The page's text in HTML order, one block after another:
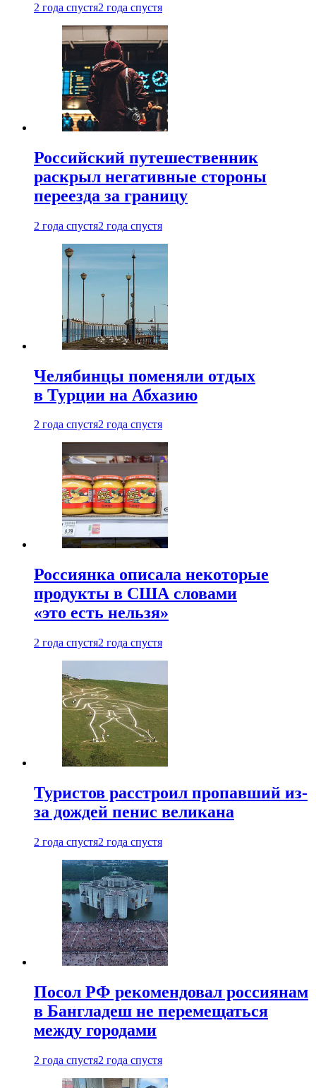
2 года спустя2 года спустя
Российский путешественник
раскрыл негативные стороны
переезда за границу
2 года спустя2 года спустя
Челябинцы поменяли отдых
в Турции на Абхазию
2 года спустя2 года спустя
Россиянка описала некоторые
продукты в США словами
«это есть нельзя»
2 года спустя2 года спустя
Туристов расстроил пропавший из-
за дождей пенис великана
2 года спустя2 года спустя
Посол РФ рекомендовал россиянам
в Бангладеш не перемещаться
между городами
2 года спустя2 года спустя